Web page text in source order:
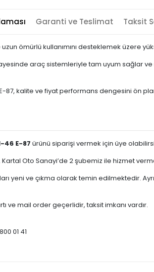
Garanti ve Teslimat Taksit
uzun ömürlü kullanımını desteklemek üzere
araç sistemleriyle tam uyum sağlar
87, kalite ve fiyat performans dengesini ön
46 E-87 ürünü siparişi vermek için üye
Oto Sanayi’de 2 şubemiz ile hizmet
yeni ve çıkma olarak temin edilmektedir.
ve mail order geçerlidir, taksit imkanı vardır.
01 41